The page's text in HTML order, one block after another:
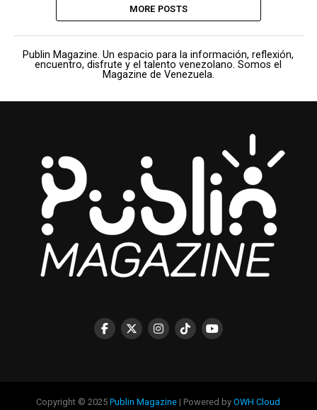
MORE POSTS
Publin Magazine. Un espacio para la información, reflexión,
encuentro, disfrute y el talento venezolano. Somos el
Magazine de Venezuela.
Copyright © 2025Publin Magazine | Powered byOWH Cloud